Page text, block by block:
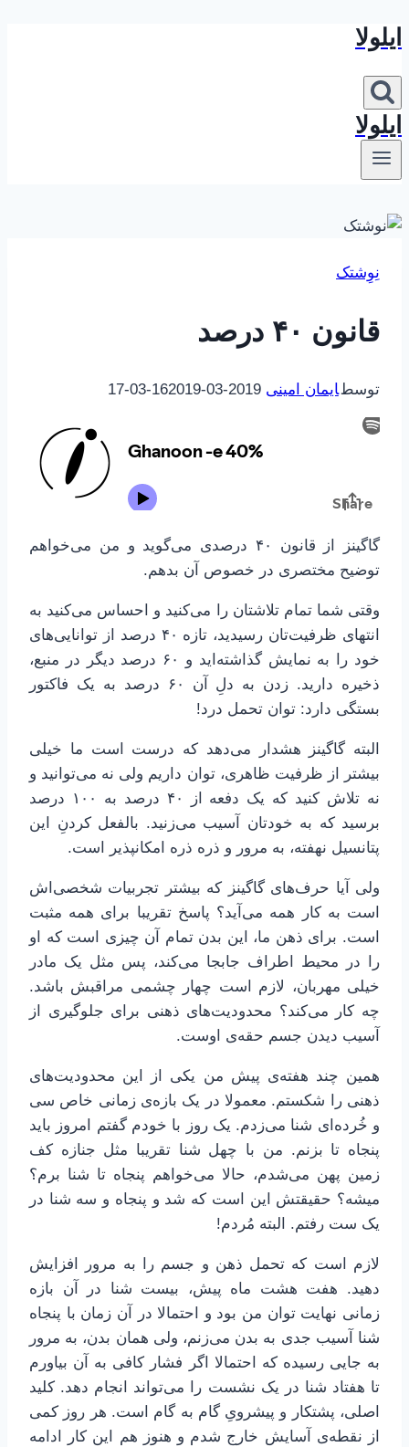
بازگشت
محتوا
ایلولا
ایلولا
نِوِشتک
قانون ۴۰ درصد
توسطایمان امینی 2019-03-16
2019-03-17
گاگینز از قانون ۴۰ درصدی می‌گوید و من می‌خواهم
توضیح مختصری در خصوص آن بدهم.
وقتی شما تمام تلاشتان را می‌کنید و احساس می‌کنید به
انتهای ظرفیت‌تان رسیدید، تازه ۴۰ درصد از توانایی‌های
خود را به نمایش گذاشته‌اید و ۶۰ درصد دیگر در منبع،
ذخیره دارید. زدن به دلِ آن ۶۰ درصد به یک فاکتور
بستگی دارد: توان تحمل درد!
البته گاگینز هشدار می‌دهد که درست است ما خیلی
بیشتر از ظرفیت ظاهری، توان داریم ولی نه می‌توانید و
نه تلاش کنید که یک دفعه از ۴۰ درصد به ۱۰۰ درصد
برسید که به خودتان آسیب می‌زنید. بالفعل کردنِ این
پتانسیل نهفته، به مرور و ذره ذره امکانپذیر است.
ولی آیا حرف‌های گاگینز که بیشتر تجربیات شخصی‌اش
است به کار همه می‌آید؟ پاسخ تقریبا برای همه مثبت
است. برای ذهن ما، این بدن تمام آن چیزی است که او
را در محیط اطراف جابجا می‌کند، پس مثل یک مادر
خیلی مهربان، لازم است چهار چشمی مراقبش باشد.
چه کار می‌کند؟ محدودیت‌های ذهنی برای جلوگیری از
آسیب دیدن جسم حقه‌ی اوست.
همین چند هفته‌ی پیش من یکی از این محدودیت‌های
ذهنی را شکستم. معمولا در یک بازه‌ی زمانی خاص سی
و خُرده‌ای شنا می‌زدم. یک روز با خودم گفتم امروز باید
پنجاه تا بزنم. من با چهل شنا تقریبا مثل جنازه کف
زمین پهن می‌شدم، حالا می‌خواهم پنجاه تا شنا برم؟
میشه؟ حقیقتش این است که شد و پنجاه و سه شنا در
یک ست رفتم. البته مُردم!
لازم است که تحمل ذهن و جسم را به مرور افزایش
دهید. هفت هشت ماه پیش، بیست شنا در آن بازه
زمانی نهایت توان من بود و احتمالا در آن زمان با پنجاه
شنا آسیب جدی به بدن می‌زنم، ولی همان بدن، به مرور
به جایی رسیده که احتمالا اگر فشار کافی به آن بیاورم
تا هفتاد شنا در یک نشست را می‌تواند انجام دهد. کلید
اصلی، پشتکار و پیشرویِ گام به گام است. هر روز کمی
از نقطه‌ی آسایش خارج شدم و هنوز هم این کار ادامه